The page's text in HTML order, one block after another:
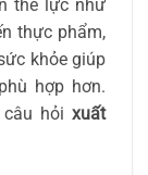
thể lực như
thực phẩm,
khỏe giúp
hợp hơn.
hỏi xuất